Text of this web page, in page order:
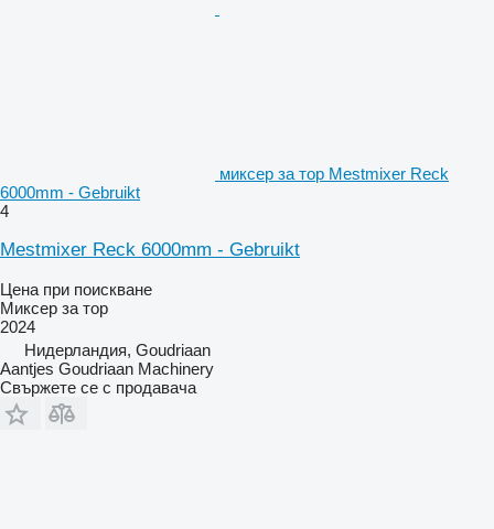
миксер за тор Mestmixer Reck
6000mm - Gebruikt
4
Mestmixer Reck 6000mm - Gebruikt
Цена при поискване
Миксер за тор
2024
Нидерландия, Goudriaan
Aantjes Goudriaan Machinery
Свържете се с продавача